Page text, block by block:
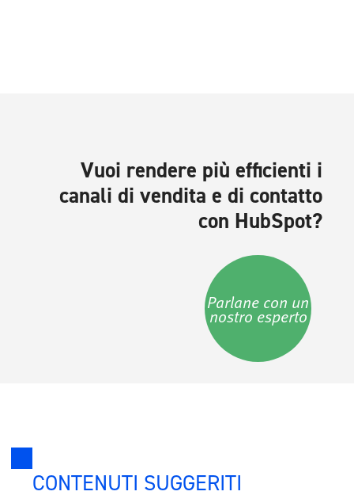
Vuoi rendere più efficienti i
canali di vendita e di contatto
con HubSpot?
Parlane con un
nostro esperto
CONTENUTI SUGGERITI